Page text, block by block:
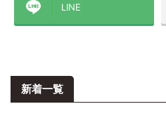
LINE
新着一覧